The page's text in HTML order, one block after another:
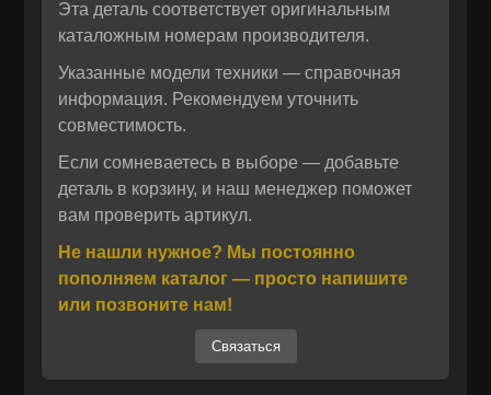
Отправить
Политика конфиденциальности
Отправить
Даю своё согласие на обработку персональных данных.
Политика конфиденциальности
Эта деталь соответствует оригинальным
каталожным номерам производителя.
Указанные модели техники — справочная
информация. Рекомендуем уточнить
совместимость.
Если сомневаетесь в выборе — добавьте
деталь в корзину, и наш менеджер поможет
вам проверить артикул.
Не нашли нужное? Мы постоянно
пополняем каталог — просто напишите
или позвоните нам!
Связаться